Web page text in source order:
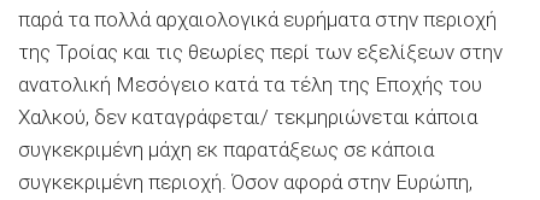
παρά τα πολλά αρχαιολογικά ευρήματα στην περιοχή
της Τροίας και τις θεωρίες περί των εξελίξεων στην
ανατολική Μεσόγειο κατά τα τέλη της Εποχής του
Χαλκού, δεν καταγράφεται/ τεκμηριώνεται κάποια
συγκεκριμένη μάχη εκ παρατάξεως σε κάποια
συγκεκριμένη περιοχή. Όσον αφορά στην Ευρώπη,